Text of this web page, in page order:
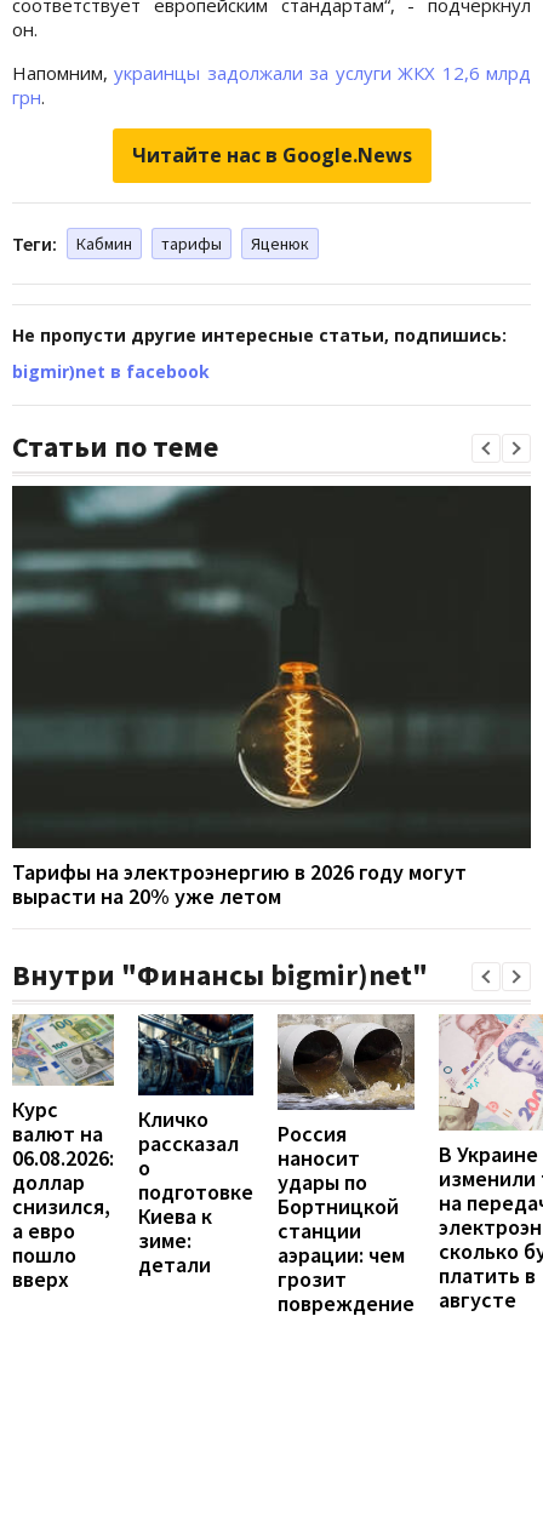
он.
Напомним,украинцы задолжали за услуги ЖКХ 12,6 млрд
грн.
Читайте нас в Google.News
Теги: Кабмин тарифы Яценюк
Не пропусти другие интересные статьи, подпишись:
bigmir)net в facebook
Статьи по теме
Тарифы на электроэнергию в 2026 году могут
вырасти на 20% уже летом
Внутри "Финансы bigmir)net"
Курс
валют на
06.08.2026:
доллар
снизился,
а евро
пошло
вверх
Кличко
рассказал
о
подготовке
Киева к
зиме:
детали
Россия
наносит
удары по
Бортницкой
станции
аэрации: чем
грозит
повреждение
В Украине
на
сколько
платить в
августе